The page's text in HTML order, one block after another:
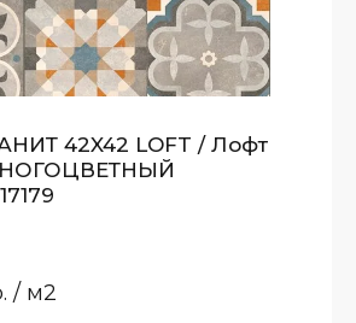
42X42 LOFT / Лофт
/ м2